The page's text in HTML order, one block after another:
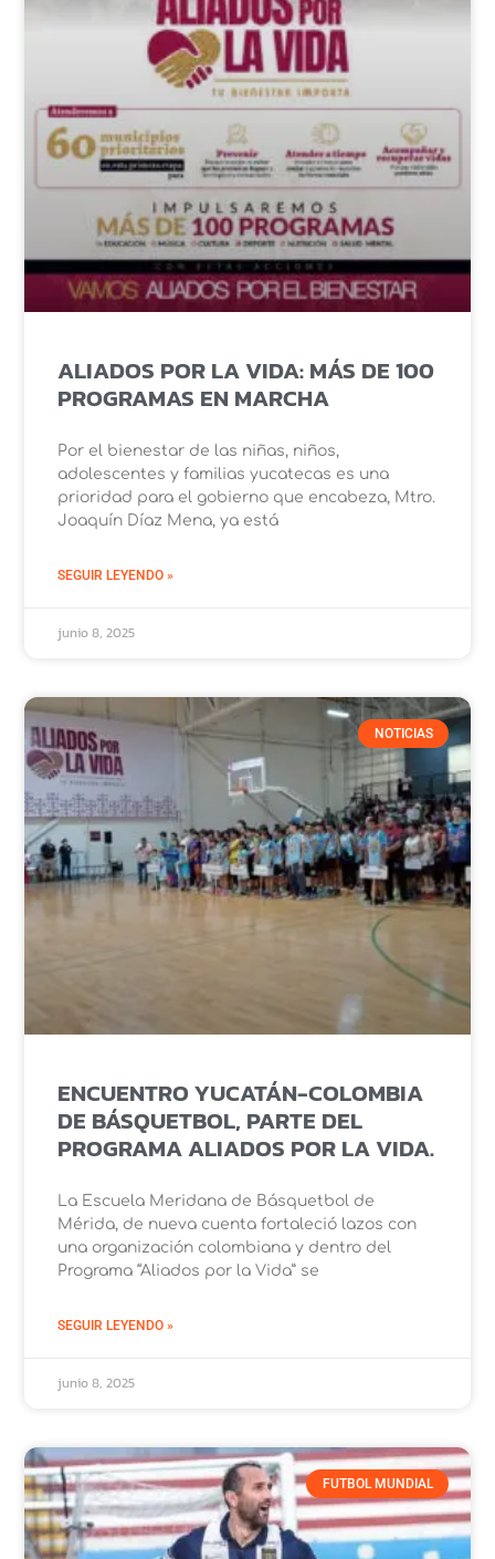
ALIADOS POR LA VIDA: MÁS DE 100
PROGRAMAS EN MARCHA
Por el bienestar de las niñas, niños,
adolescentes y familias yucatecas es una
prioridad para el gobierno que encabeza, Mtro.
Joaquín Díaz Mena, ya está
SEGUIR LEYENDO »
junio 8, 2025
NOTICIAS
ENCUENTRO YUCATÁN-COLOMBIA
DE BÁSQUETBOL, PARTE DEL
PROGRAMA ALIADOS POR LA VIDA.
La Escuela Meridana de Básquetbol de
Mérida, de nueva cuenta fortaleció lazos con
una organización colombiana y dentro del
Programa “Aliados por la Vida” se
SEGUIR LEYENDO »
junio 8, 2025
FUTBOL MUNDIAL